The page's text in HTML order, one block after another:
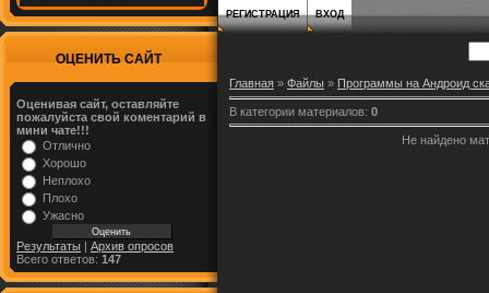
ОЦЕНИТЬ САЙТ
Оценивая сайт, оставляйте
пожалуйста свой коментарий в
мини чате!!!
Отлично
Хорошо
Неплохо
Плохо
Ужасно
Результаты | Архив опросов
Всего ответов: 147
РЕГИСТРАЦИЯ ВХОД
Главная » Файлы » Программы на Андроид
В категории материалов: 0
Не найдено